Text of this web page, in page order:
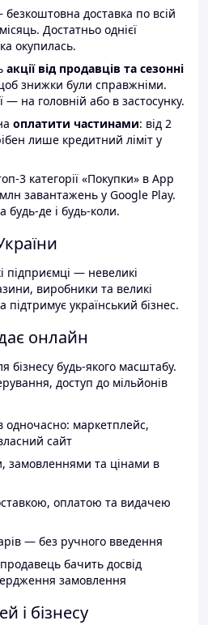
доставка по всій
Достатньо однієї
окупилась.
акції від продавців та сезонні
знижки були справжніми.
— на головній або в застосунку.
оплатити частинами: від 2
лише кредитний ліміт у
3 категорії «Покупки» в App
завантажень у Google Play.
будь-де і будь-коли.
підприємці — невеликі
виробники та великі
підтримує український бізнес.
онлайн
бізнесу будь-якого масштабу.
доступ до мільйонів
одночасно: маркетплейс,
сайт
замовленнями та цінами в
оплатою та видачею
— без ручного введення
бачить досвід
замовлення
і бізнесу